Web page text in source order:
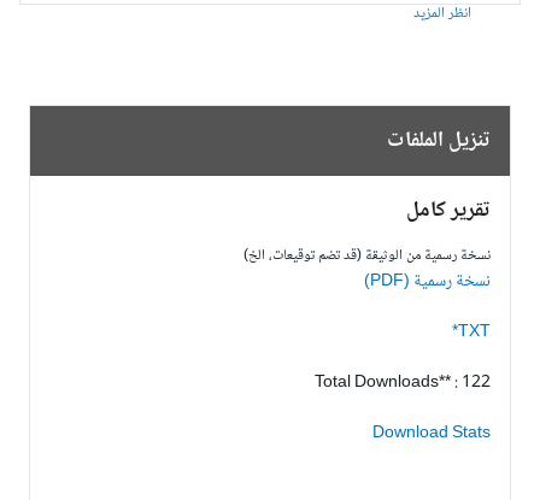
انظر المزيد
تنزيل الملفات
تقرير كامل
نسخة رسمية من الوثيقة (قد تضم توقيعات، الخ)
نسخة رسمية (PDF)
TXT*
Total Downloads** : 122
Download Stats